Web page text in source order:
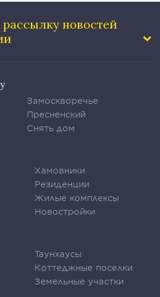
новостей
Замоскворечье
Пресненский
Снять дом
Хамовники
Резиденции
Жилые комплексы
Новостройки
Таунхаусы
Коттеджные поселки
Земельные участки